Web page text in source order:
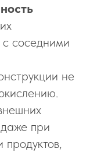
с соседними
не
даже при